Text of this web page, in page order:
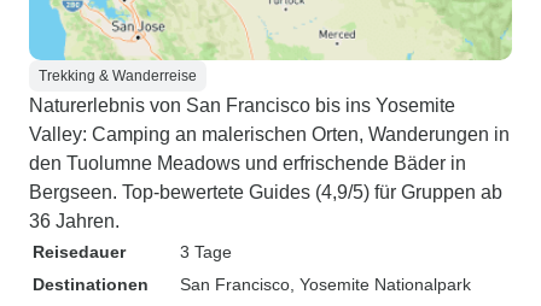
Trekking & Wanderreise
Naturerlebnis von San Francisco bis ins Yosemite
Valley: Camping an malerischen Orten, Wanderungen in
den Tuolumne Meadows und erfrischende Bäder in
Bergseen. Top-bewertete Guides (4,9/5) für Gruppen ab
36 Jahren.
Reisedauer
3 Tage
Destinationen
San Francisco , Yosemite Nationalpark